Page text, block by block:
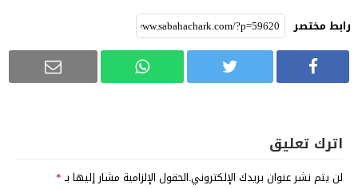
رابط مختصر
اترك تعليق
لن يتم نشر عنوان بريدك الإلكتروني.الحقول الإلزامية مشار إليها بـ*